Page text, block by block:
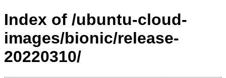
Index of /ubuntu-cloud-
images/bionic/release-
20220310/